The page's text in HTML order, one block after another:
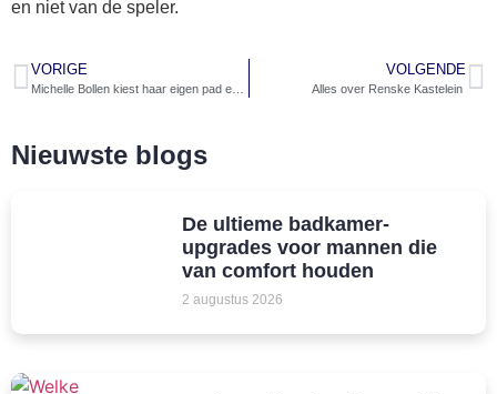
en niet van de speler.
VORIGE VOLGENDE
Alles over Renske Kastelein
Nieuwste blogs
De ultieme badkamer-
upgrades voor mannen die
van comfort houden
2 augustus 2026